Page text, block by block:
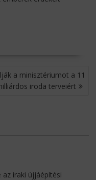
a minisztériumot a 11
iroda terveiért
az iraki újjáépítési